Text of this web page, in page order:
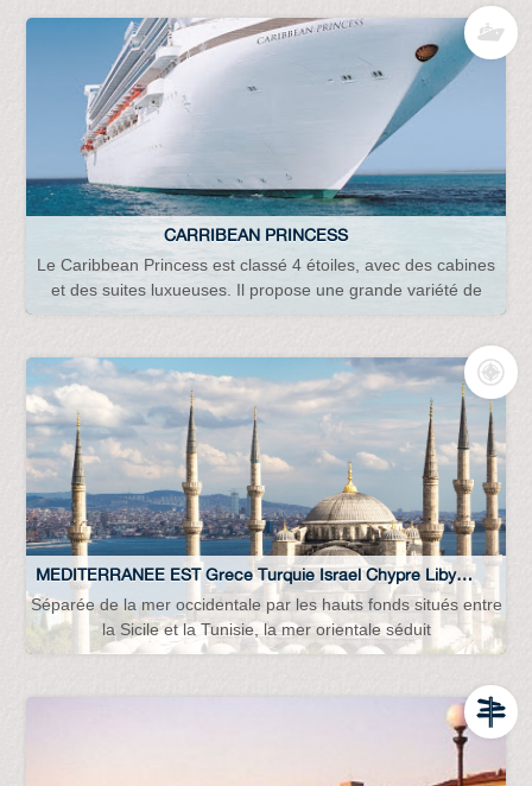
CARRIBEAN PRINCESS
Le Caribbean Princess est classé 4 étoiles, avec des cabines
et des suites luxueuses. Il propose une grande variété de
MEDITERRANEE EST Grece Turquie Israel Chypre Libye Crete Tunisie Mer-noire Adriatique...
Séparée de la mer occidentale par les hauts fonds situés entre
la Sicile et la Tunisie, la mer orientale séduit